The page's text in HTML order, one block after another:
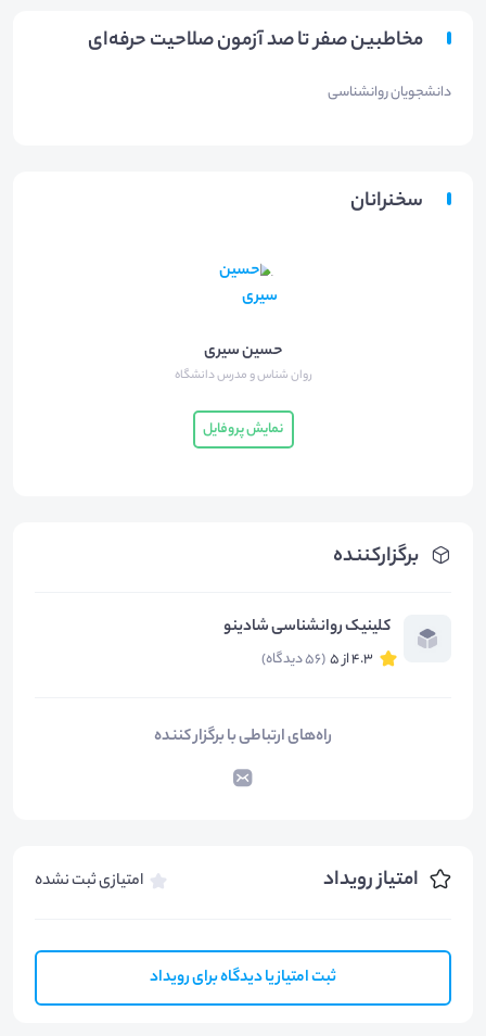
برگزارکننده
کلینیک روانشناسی شادینو
4.3 از 5 (56 دیدگاه)
راه‌های ارتباطی با برگزار کننده
امتیاز رویداد امتیازی ثبت نشده
ثبت امتیاز یا دیدگاه برای رویداد
مخاطبین صفر تا صد آزمون صلاحیت حرفه‌ای
دانشجویان روانشناسی
سخنرانان
حسین سیری
روان شناس و مدرس دانشگاه
نمایش پروفایل